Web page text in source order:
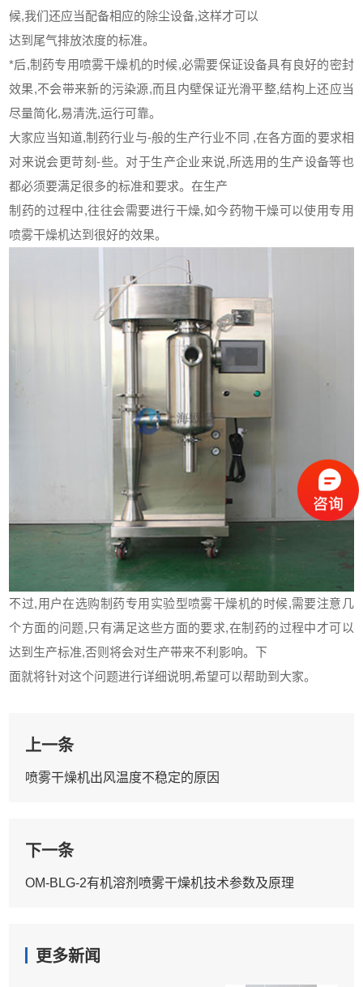
候,我们还应当配备相应的除尘设备,这样才可以
达到尾气排放浓度的标准。
*后,制药专用喷雾干燥机的时候,必需要保证设备具有良好的密封
效果,不会带来新的污染源,而且内壁保证光滑平整,结构上还应当
尽量简化,易清洗,运行可靠。
大家应当知道,制药行业与-般的生产行业不同 ,在各方面的要求相
对来说会更苛刻-些。对于生产企业来说,所选用的生产设备等也
都必须要满足很多的标准和要求。在生产
制药的过程中,往往会需要进行干燥,如今药物干燥可以使用专用
喷雾干燥机达到很好的效果。
不过,用户在选购制药专用 实验型喷雾干燥机的时候,需要注意几
个方面的问题,只有满足这些方面的要求,在制药的过程中才可以
达到生产标准,否则将会对生产带来不利影响。下
面就将针对这个问题进行详细说明,希望可以帮助到大家。
上一条
喷雾干燥机出风温度不稳定的原因
下一条
OM-BLG-2有机溶剂喷雾干燥机技术参数及原理
更多新闻